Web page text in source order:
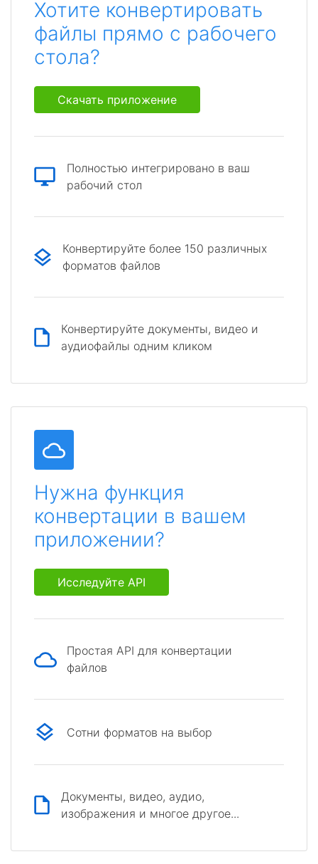
Хотите конвертировать
файлы прямо с рабочего
стола?
Скачать приложение
Полностью интегрировано в ваш
рабочий стол
Конвертируйте более 150 различных
форматов файлов
Конвертируйте документы, видео и
аудиофайлы одним кликом
Нужна функция
конвертации в вашем
приложении?
Исследуйте API
Простая API для конвертации
файлов
Сотни форматов на выбор
Документы, видео, аудио,
изображения и многое другое...